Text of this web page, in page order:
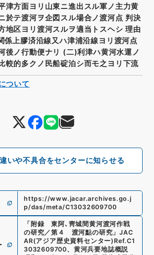
いや不具合をセンターに知らせる
津方面ヨリ山東ニ進出スル軍ノ主力黄
於テ渡河ヲ企図スル場合ノ渡河点 判決
地区ヨリ渡河スルヲ適当トスヘシ 理由
係上膠済沿線又ハ津浦沿線ヨリ渡河点
後ノ行動便ナリ (二)利津ハ黄河水運ノ
較的多クノ民船碇泊シ而モ之ヨリ下流
https://www.jacar.archives.go.j
p/das/meta/C13032609700
「附録 東阿､靑城間黄河渡河作戦
の研究／第４ 渡河點の研究 」JAC
AR(アジア歴史資料センター) Ref.C1
3032609700、 黄河兵要地誌概説
ついて